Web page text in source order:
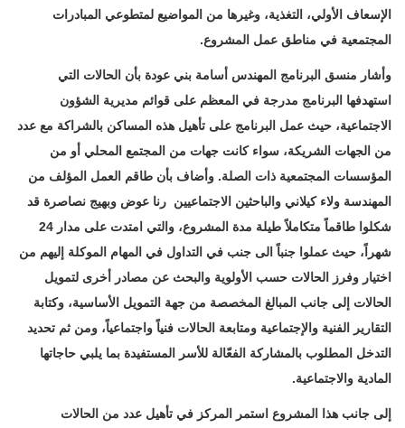
الإسعاف الأولي، التغذية، ‏وغيرها من المواضيع لمتطوعي المبادرات
المجتمعية في مناطق عمل المشروع.‏
وأشار منسق البرنامج المهندس أسامة بني عودة بأن الحالات التي
استهدفها البرنامج مدرجة في ‏المعظم على قوائم مديرية الشؤون
الاجتماعية، حيث عمل البرنامج على تأهيل هذه المساكن بالشراكة ‏مع عدد
من الجهات الشريكة، سواء كانت جهات من المجتمع المحلي أو من
المؤسسات المجتمعية ‏ذات الصلة. وأضاف بأن طاقم العمل المؤلف من
المهندسة ولاء كيلاني والباحثين الاجتماعيين رنا ‏عوض وبهيج نصاصرة قد
شكلوا طاقماً متكاملاً طيلة مدة المشروع، والتي امتدت على مدار 24
شهراً، ‏حيث عملوا جنباً الى جنب في التداول في المهام الموكلة إليهم من
اختيار وفرز الحالات حسب ‏الأولوية والبحث عن مصادر أخرى لتمويل
الحالات إلى جانب المبالغ المخصصة من جهة التمويل ‏الأساسية، وكتابة
التقارير الفنية والإجتماعية ومتابعة الحالات فنياً واجتماعياً، ومن ثم تحديد
التدخل ‏المطلوب بالمشاركة الفعّالة للأسر المستفيدة بما يلبي حاجاتها
المادية والاجتماعية.‏
إلى جانب هذا المشروع استمر المركز في تأهيل عدد من الحالات